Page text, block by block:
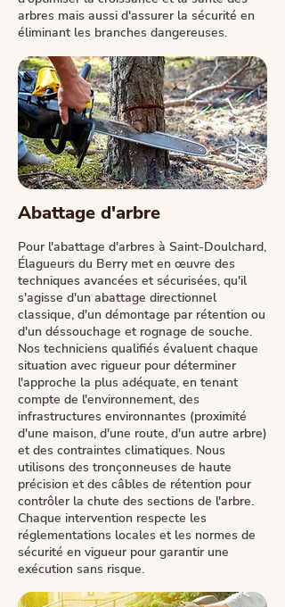
arbres mais aussi d'assurer la sécurité en
éliminant les branches dangereuses.
Abattage d'arbre
Pour l'abattage d'arbres à Saint-Doulchard,
Élagueurs du Berry met en œuvre des
techniques avancées et sécurisées, qu'il
s'agisse d'un abattage directionnel
classique, d'un démontage par rétention ou
d'un déssouchage et rognage de souche.
Nos techniciens qualifiés évaluent chaque
situation avec rigueur pour déterminer
l'approche la plus adéquate, en tenant
compte de l'environnement, des
infrastructures environnantes (proximité
d'une maison, d'une route, d'un autre arbre)
et des contraintes climatiques. Nous
utilisons des tronçonneuses de haute
précision et des câbles de rétention pour
contrôler la chute des sections de l'arbre.
Chaque intervention respecte les
réglementations locales et les normes de
sécurité en vigueur pour garantir une
exécution sans risque.